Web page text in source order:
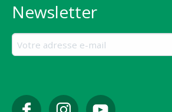
Newsletter